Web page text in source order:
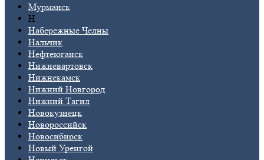
Мурманск
Н
Набережные Челны
Нальчик
Нефтеюганск
Нижневартовск
Нижнекамск
Нижний Новгород
Нижний Тагил
Новокузнецк
Новороссийск
Новосибирск
Новый Уренгой